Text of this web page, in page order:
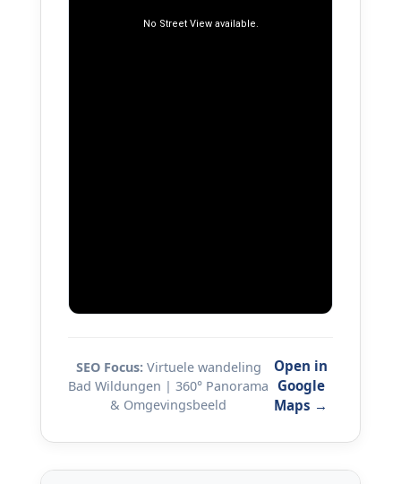
SEO Focus: Virtuele wandeling
Bad Wildungen | 360° Panorama
& Omgevingsbeeld
Open in
Google
Maps →